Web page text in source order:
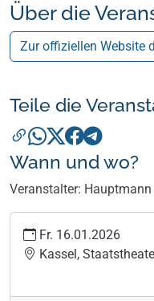
Über die
Zur offiziellen Website
Teile die
Wann und wo?
Veranstalter:
Fr. 16.01.2026
Kassel,